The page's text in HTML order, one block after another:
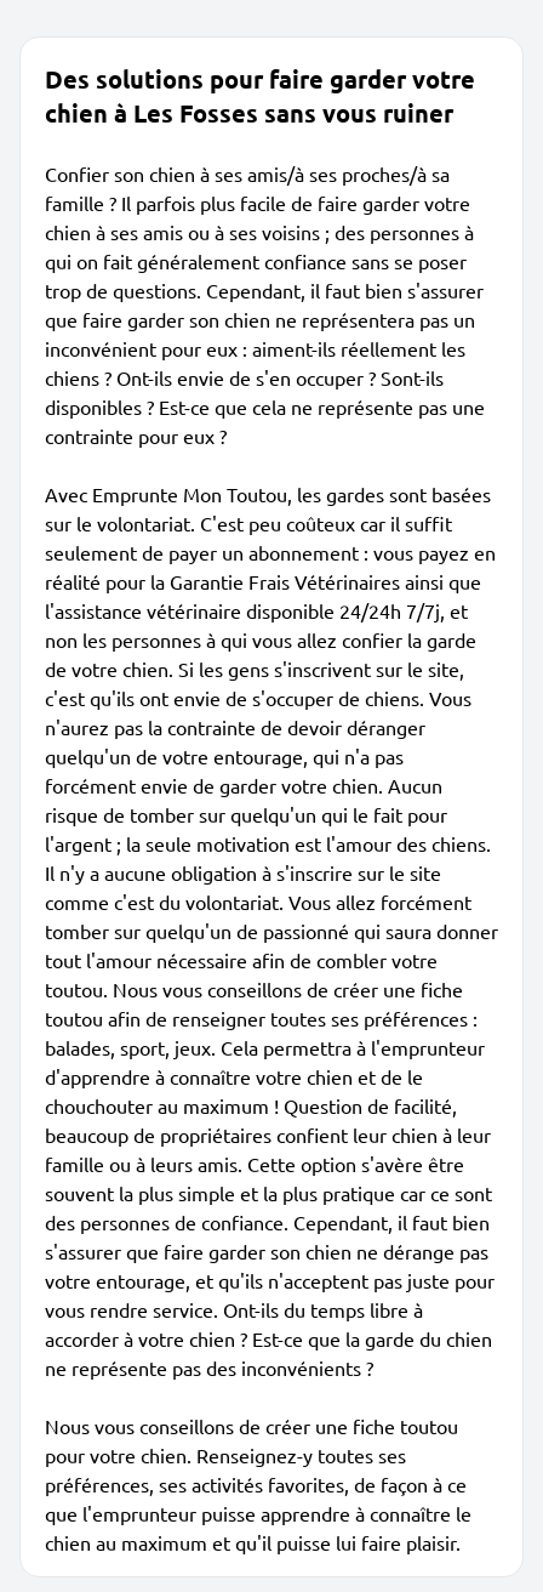
Des solutions pour faire garder votre
chien à Les Fosses sans vous ruiner
Confier son chien à ses amis/à ses proches/à sa
famille ? Il parfois plus facile de faire garder votre
chien à ses amis ou à ses voisins ; des personnes à
qui on fait généralement confiance sans se poser
trop de questions. Cependant, il faut bien s'assurer
que faire garder son chien ne représentera pas un
inconvénient pour eux : aiment-ils réellement les
chiens ? Ont-ils envie de s'en occuper ? Sont-ils
disponibles ? Est-ce que cela ne représente pas une
contrainte pour eux ?
Avec Emprunte Mon Toutou, les gardes sont basées
sur le volontariat. C'est peu coûteux car il suffit
seulement de payer un abonnement : vous payez en
réalité pour la Garantie Frais Vétérinaires ainsi que
l'assistance vétérinaire disponible 24/24h 7/7j, et
non les personnes à qui vous allez confier la garde
de votre chien. Si les gens s'inscrivent sur le site,
c'est qu'ils ont envie de s'occuper de chiens. Vous
n'aurez pas la contrainte de devoir déranger
quelqu'un de votre entourage, qui n'a pas
forcément envie de garder votre chien. Aucun
risque de tomber sur quelqu'un qui le fait pour
l'argent ; la seule motivation est l'amour des chiens.
Il n'y a aucune obligation à s'inscrire sur le site
comme c'est du volontariat. Vous allez forcément
tomber sur quelqu'un de passionné qui saura donner
tout l'amour nécessaire afin de combler votre
toutou. Nous vous conseillons de créer une fiche
toutou afin de renseigner toutes ses préférences :
balades, sport, jeux. Cela permettra à l'emprunteur
d'apprendre à connaître votre chien et de le
chouchouter au maximum ! Question de facilité,
beaucoup de propriétaires confient leur chien à leur
famille ou à leurs amis. Cette option s'avère être
souvent la plus simple et la plus pratique car ce sont
des personnes de confiance. Cependant, il faut bien
s'assurer que faire garder son chien ne dérange pas
votre entourage, et qu'ils n'acceptent pas juste pour
vous rendre service. Ont-ils du temps libre à
accorder à votre chien ? Est-ce que la garde du chien
ne représente pas des inconvénients ?
Nous vous conseillons de créer une fiche toutou
pour votre chien. Renseignez-y toutes ses
préférences, ses activités favorites, de façon à ce
que l'emprunteur puisse apprendre à connaître le
chien au maximum et qu'il puisse lui faire plaisir.